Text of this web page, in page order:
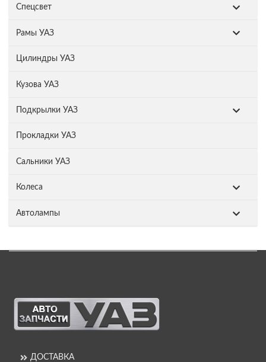
Спецсвет
Рамы УАЗ
Цилиндры УАЗ
Кузова УАЗ
Подкрылки УАЗ
Прокладки УАЗ
Сальники УАЗ
Колеса
Автолампы
ДОСТАВКА